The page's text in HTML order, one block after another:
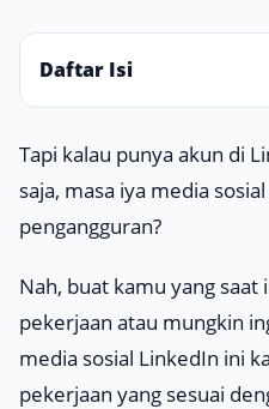
Daftar Isi
Tapi kalau punya akun di
saja, masa iya media
pengangguran?
Nah, buat kamu yang saat
pekerjaan atau mungkin
media sosial LinkedIn ini
pekerjaan yang sesuai